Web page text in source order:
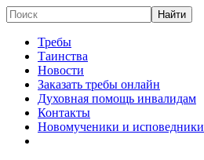
Требы
Таинства
Новости
Заказать требы онлайн
Духовная помощь инвалидам
Контакты
Новомученики и исповедники